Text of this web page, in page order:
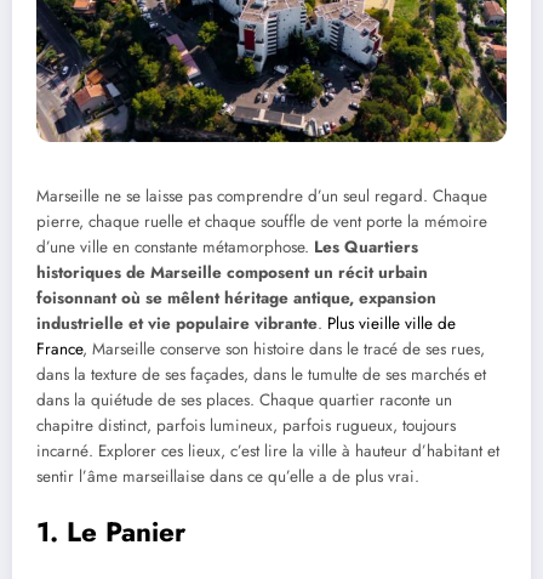
Marseille ne se laisse pas comprendre d’un seul regard. Chaque
pierre, chaque ruelle et chaque souffle de vent porte la mémoire
d’une ville en constante métamorphose. Les Quartiers
historiques de Marseille composent un récit urbain
foisonnant où se mêlent héritage antique, expansion
industrielle et vie populaire vibrante. Plus vieille ville de
France, Marseille conserve son histoire dans le tracé de ses rues,
dans la texture de ses façades, dans le tumulte de ses marchés et
dans la quiétude de ses places. Chaque quartier raconte un
chapitre distinct, parfois lumineux, parfois rugueux, toujours
incarné. Explorer ces lieux, c’est lire la ville à hauteur d’habitant et
sentir l’âme marseillaise dans ce qu’elle a de plus vrai.
1. Le Panier